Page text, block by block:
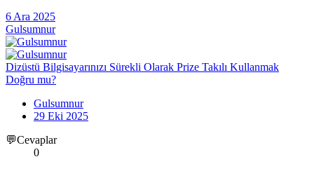
6 Ara 2025
Gulsumnur
Dizüstü Bilgisayarınızı Sürekli Olarak Prize Takılı Kullanmak
Doğru mu?
Gulsumnur
29 Eki 2025
💬Cevaplar
0